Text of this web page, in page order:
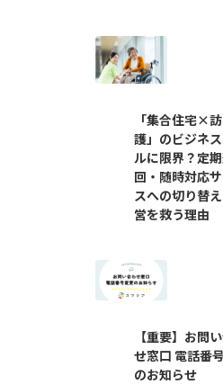
「集合住宅×
護」のビジネ
ルに限界？定
回・随時対応
スへの切り替
営を救う理由
【重要】お問
せ窓口 電話番
のお知らせ